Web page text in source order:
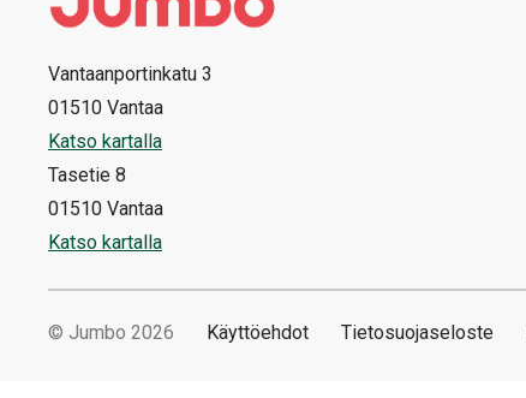
Vantaanportinkatu 3
01510 Vantaa
Katso kartalla
Tasetie 8
01510 Vantaa
Katso kartalla
© Jumbo 2026 Käyttöehdot Tietosuojaseloste